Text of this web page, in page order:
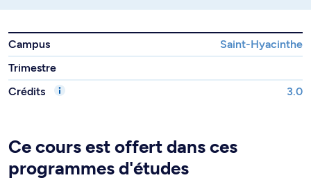
Campus
Saint-Hyacinthe
Trimestre
Crédits
3.0
Ce cours est offert dans ces
programmes d'études